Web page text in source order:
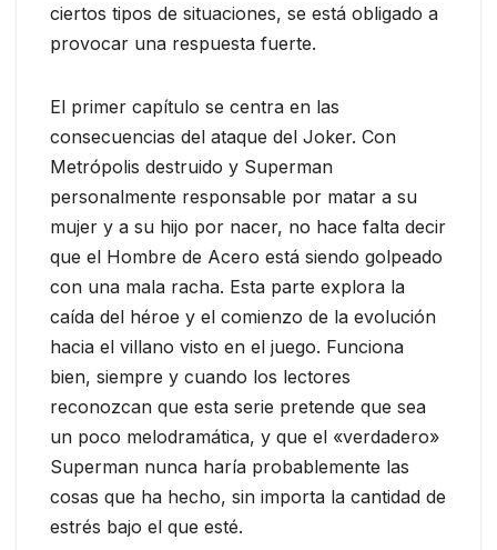
ciertos tipos de situaciones, se está obligado a
provocar una respuesta fuerte.
El primer capítulo se centra en las
consecuencias del ataque del Joker. Con
Metrópolis destruido y Superman
personalmente responsable por matar a su
mujer y a su hijo por nacer, no hace falta decir
que el Hombre de Acero está siendo golpeado
con una mala racha. Esta parte explora la
caída del héroe y el comienzo de la evolución
hacia el villano visto en el juego. Funciona
bien, siempre y cuando los lectores
reconozcan que esta serie pretende que sea
un poco melodramática, y que el «verdadero»
Superman nunca haría probablemente las
cosas que ha hecho, sin importa la cantidad de
estrés bajo el que esté.